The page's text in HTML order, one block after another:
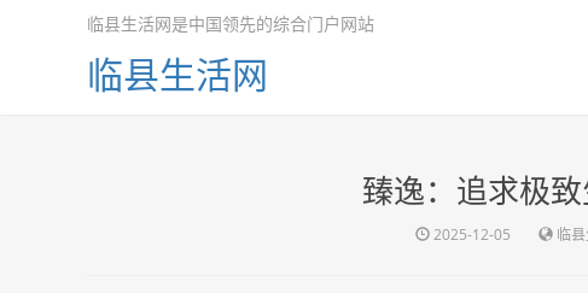
临县生活网是中国领先的综合门户网站
临县生活网
臻逸：追求极
2025-12-05 临县